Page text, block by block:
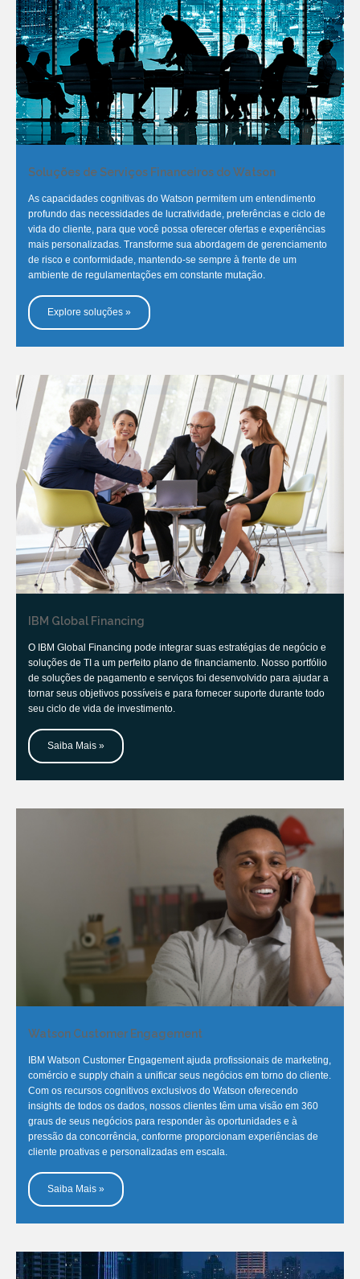
Soluções de Serviços Financeiros do Watson
As capacidades cognitivas do Watson permitem um entendimento
profundo das necessidades de lucratividade, preferências e ciclo de
vida do cliente, para que você possa oferecer ofertas e experiências
mais personalizadas. Transforme sua abordagem de gerenciamento
de risco e conformidade, mantendo-se sempre à frente de um
ambiente de regulamentações em constante mutação.
Explore soluções »
IBM Global Financing
O IBM Global Financing pode integrar suas estratégias de negócio e
soluções de TI a um perfeito plano de financiamento. Nosso portfólio
de soluções de pagamento e serviços foi desenvolvido para ajudar a
tornar seus objetivos possíveis e para fornecer suporte durante todo
seu ciclo de vida de investimento.
Saiba Mais »
Watson Customer Engagement
IBM Watson Customer Engagement ajuda profissionais de marketing,
comércio e supply chain a unificar seus negócios em torno do cliente.
Com os recursos cognitivos exclusivos do Watson oferecendo
insights de todos os dados, nossos clientes têm uma visão em 360
graus de seus negócios para responder às oportunidades e à
pressão da concorrência, conforme proporcionam experiências de
cliente proativas e personalizadas em escala.
Saiba Mais »